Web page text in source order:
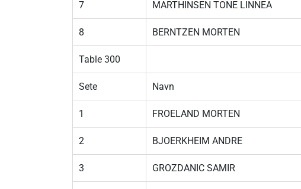
7 MARTHINSEN TONE LINNEA
8 BERNTZEN MORTEN
Table 300
Sete Navn
1 FROELAND MORTEN
2 BJOERKHEIM ANDRE
3 GROZDANIC SAMIR